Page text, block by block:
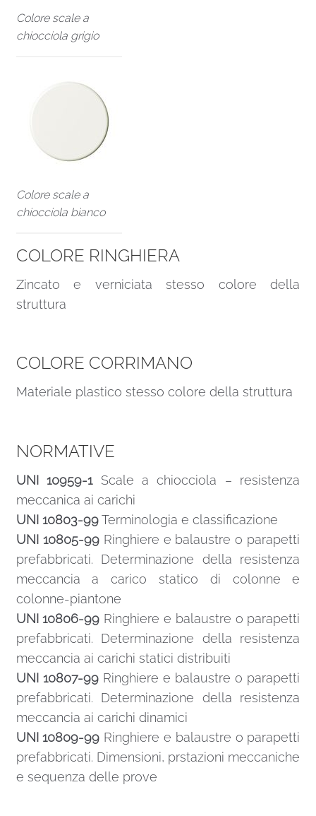
Colore scale a
chiocciola grigio
Colore scale a
chiocciola bianco
COLORE RINGHIERA
Zincato e verniciata stesso colore della
struttura
COLORE CORRIMANO
Materiale plastico stesso colore della struttura
NORMATIVE
UNI 10959-1Scale a chiocciola – resistenza
meccanica ai carichi
UNI 10803-99Terminologia e classificazione
UNI 10805-99Ringhiere e balaustre o parapetti
prefabbricati. Determinazione della resistenza
meccancia a carico statico di colonne e
colonne-piantone
UNI 10806-99 Ringhiere e balaustre o parapetti
prefabbricati. Determinazione della resistenza
meccancia ai carichi statici distribuiti
UNI 10807-99Ringhiere e balaustre o parapetti
prefabbricati. Determinazione della resistenza
meccancia ai carichi dinamici
UNI 10809-99 Ringhiere e balaustre o parapetti
prefabbricati. Dimensioni, prstazioni meccaniche
e sequenza delle prove